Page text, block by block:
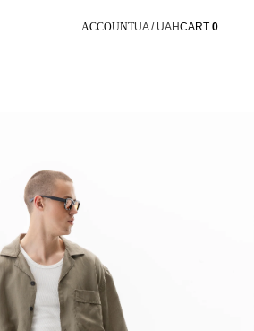
ACCOUNTUA / UAHCART 0